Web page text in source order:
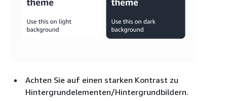
Achten Sie auf einen starken Kontrast zu
Hintergrundelementen/Hintergrundbildern.